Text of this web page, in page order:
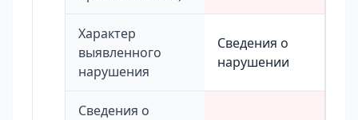
Характер
выявленного
нарушения
Сведения о
нарушении
Сведения о